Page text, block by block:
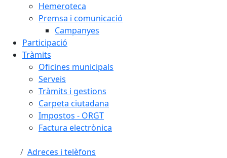
Hemeroteca
Premsa i comunicació
Campanyes
Participació
Tràmits
Oficines municipals
Serveis
Tràmits i gestions
Carpeta ciutadana
Impostos - ORGT
Factura electrònica
Adreces i telèfons